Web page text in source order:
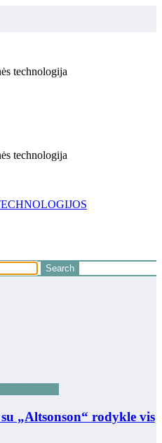
technologija
technologija
„Altsonson“ rodykle vis